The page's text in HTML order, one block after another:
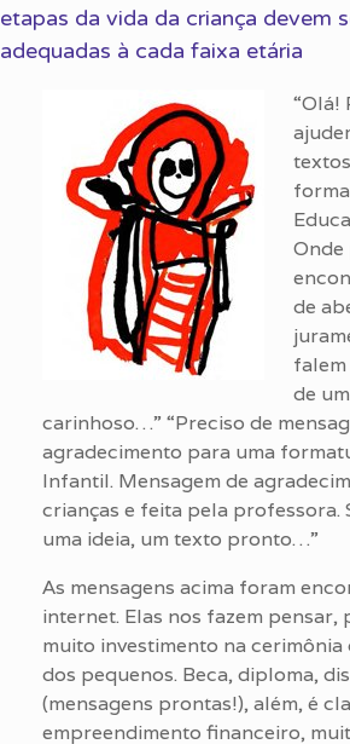
etapas da vida da criança devem
adequadas à cada faixa etária
“Olá!
Onde
de
de
carinhoso…” “Preciso de
agradecimento para uma
Infantil. Mensagem de
crianças e feita pela professora.
uma ideia, um texto pronto…”
As mensagens acima foram
internet. Elas nos fazem pensar,
muito investimento na
dos pequenos. Beca, diploma,
(mensagens prontas!), além, é
empreendimento financeiro,